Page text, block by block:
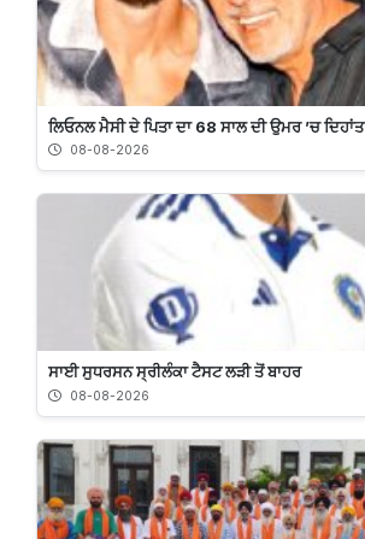
ਲਿਓਨਲ ਮੈਸੀ ਦੇ ਪਿਤਾ ਦਾ 68 ਸਾਲ ਦੀ ਉਮਰ ’ਚ ਦਿਹਾਂਤ
08-08-2026
ਸਾਈ ਸੁਧਰਸਨ ਸ੍ਰੀਲੰਕਾ ਟੈਸਟ ਲੜੀ ਤੋਂ ਬਾਹਰ
08-08-2026